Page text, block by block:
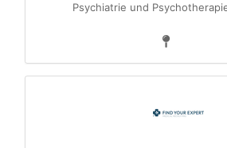
Psychiatrie und